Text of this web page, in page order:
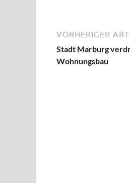
VORHERIGER
Stadt Marburg
Wohnungsbau